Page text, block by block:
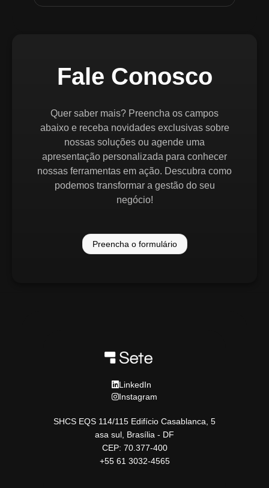
Fale Conosco
Quer saber mais? Preencha os campos
abaixo e receba novidades exclusivas sobre
nossas soluções ou agende uma
apresentação personalizada para conhecer
nossas ferramentas em ação. Descubra como
podemos transformar a gestão do seu
negócio!
Preencha o formulário
LinkedIn
Instagram
SHCS EQS 114/115 Edifício Casablanca, 5
asa sul, Brasília - DF
CEP: 70.377-400
+55 61 3032-4565